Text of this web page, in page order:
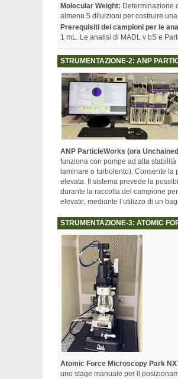
Molecular Weight: Determinazione
almeno 5 diluizioni per costruire
Prerequisiti dei campioni per le
1 mL. Le analisi di MADL v bS e
STRUMENTAZIONE-2: ANP
ANP ParticleWorks (ora
funziona con pompe ad alta
laminare o turbolento). Consente
elevata. Il sistema prevede la
durante la raccolta del campione
elevate, mediante l’utilizzo di un
STRUMENTAZIONE-3: ATOMIC
Atomic Force Microscopy Park
uno stage manuale per il